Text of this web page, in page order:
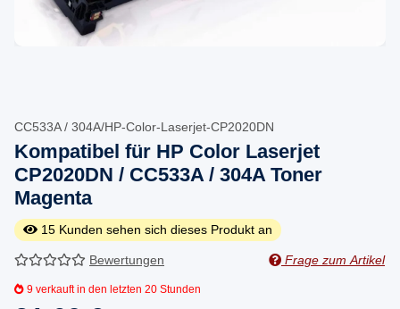
CC533A / 304A/HP-Color-Laserjet-CP2020DN
Kompatibel für HP Color Laserjet
CP2020DN / CC533A / 304A Toner
Magenta
15 Kunden sehen sich dieses Produkt an
Bewertungen Frage zum Artikel
9 verkauft in den letzten 20 Stunden